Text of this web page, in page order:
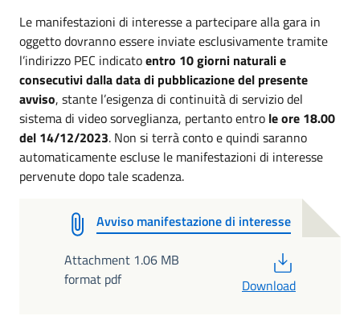
Le manifestazioni di interesse a partecipare alla gara in
oggetto dovranno essere inviate esclusivamente tramite
l’indirizzo PEC indicatoentro 10 giorni naturali e
consecutivi dalla data di pubblicazione del presente
avviso, stante l’esigenza di continuità di servizio del
sistema di video sorveglianza, pertanto entro le ore 18.00
del 14/12/2023. Non si terrà conto e quindi saranno
automaticamente escluse le manifestazioni di interesse
pervenute dopo tale scadenza.
Avviso manifestazione di interesse
Attachment 1.06 MB
format pdf
Download